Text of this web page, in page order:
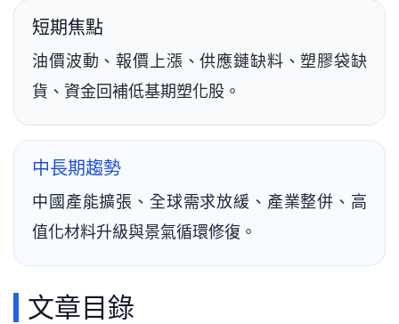
短期焦點
油價波動、報價上漲、供應鏈缺料、塑膠袋缺
貨、資金回補低基期塑化股。
中長期趨勢
中國產能擴張、全球需求放緩、產業整併、高
值化材料升級與景氣循環修復。
文章目錄